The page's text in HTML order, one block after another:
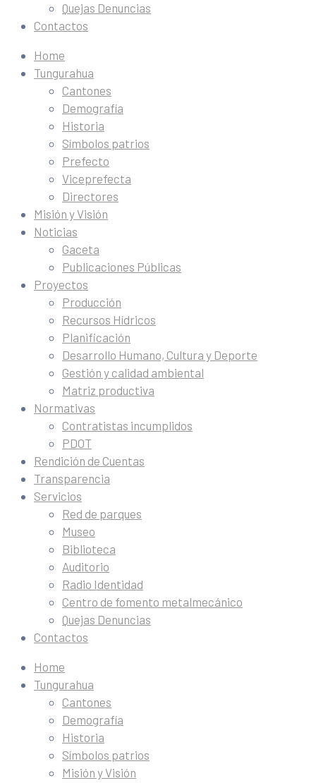
Quejas Denuncias
Contactos
Home
Tungurahua
Cantones
Demografía
Historia
Símbolos patrios
Prefecto
Viceprefecta
Directores
Misión y Visión
Noticias
Gaceta
Publicaciones Públicas
Proyectos
Producción
Recursos Hídricos
Planificación
Desarrollo Humano, Cultura y Deporte
Gestión y calidad ambiental
Matriz productiva
Normativas
Contratistas incumplidos
PDOT
Rendición de Cuentas
Transparencia
Servicios
Red de parques
Museo
Biblioteca
Auditorio
Radio Identidad
Centro de fomento metalmecánico
Quejas Denuncias
Contactos
Home
Tungurahua
Cantones
Demografía
Historia
Símbolos patrios
Misión y Visión